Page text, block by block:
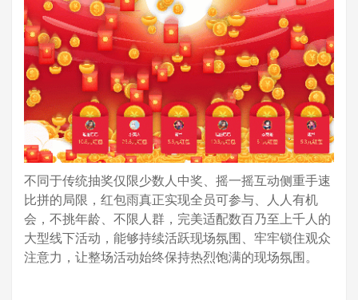
不同于传统抽奖仅限少数人中奖、摇一摇互动侧重手速
比拼的局限，红包雨真正实现全员可参与、人人有机
会，不挑年龄、不限人群，完美适配数百乃至上千人的
大型线下活动，能够持续活跃现场氛围、牢牢锁住观众
注意力，让整场活动始终保持热烈饱满的现场氛围。